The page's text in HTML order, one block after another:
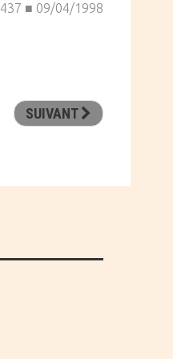
■ 09/04/1998
SUIVANT